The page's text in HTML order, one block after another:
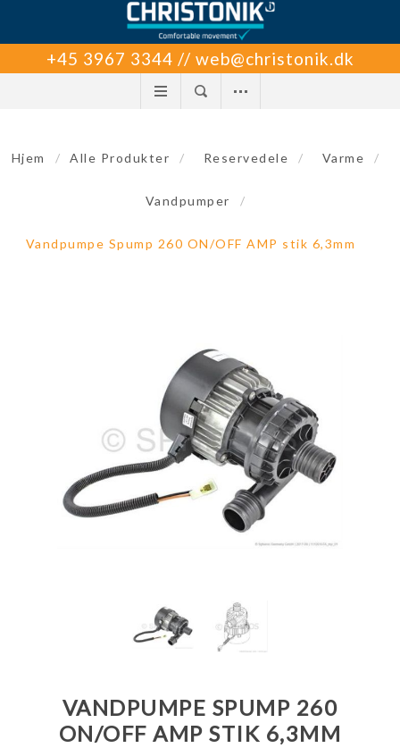
+45 3967 3344 // web@christonik.dk
Hjem / Alle Produkter / Reservedele / Varme /
Vandpumper /
Vandpumpe Spump 260 ON/OFF AMP stik 6,3mm
VANDPUMPE SPUMP 260
ON/OFF AMP STIK 6,3MM